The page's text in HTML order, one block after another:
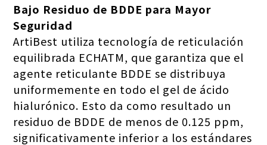
Bajo Residuo de BDDE para Mayor
Seguridad
ArtiBest utiliza tecnología de reticulación
equilibrada ECHATM, que garantiza que el
agente reticulante BDDE se distribuya
uniformemente en todo el gel de ácido
hialurónico. Esto da como resultado un
residuo de BDDE de menos de 0.125 ppm,
significativamente inferior a los estándares